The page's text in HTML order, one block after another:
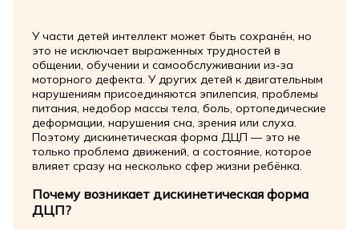
У части детей интеллект может быть сохранён, но
это не исключает выраженных трудностей в
общении, обучении и самообслуживании из-за
моторного дефекта. У других детей к двигательным
нарушениям присоединяются эпилепсия, проблемы
питания, недобор массы тела, боль, ортопедические
деформации, нарушения сна, зрения или слуха.
Поэтому дискинетическая форма ДЦП — это не
только проблема движений, а состояние, которое
влияет сразу на несколько сфер жизни ребёнка.
Почему возникает дискинетическая форма
ДЦП?